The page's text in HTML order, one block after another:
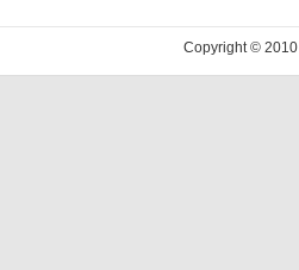
Copyright © 2010